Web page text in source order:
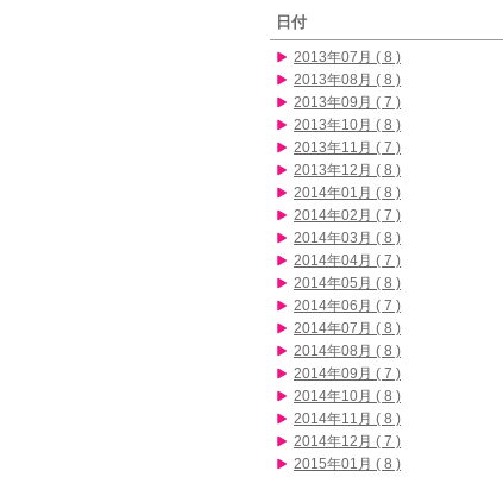
日付
2013年07月 ( 8 )
2013年08月 ( 8 )
2013年09月 ( 7 )
2013年10月 ( 8 )
2013年11月 ( 7 )
2013年12月 ( 8 )
2014年01月 ( 8 )
2014年02月 ( 7 )
2014年03月 ( 8 )
2014年04月 ( 7 )
2014年05月 ( 8 )
2014年06月 ( 7 )
2014年07月 ( 8 )
2014年08月 ( 8 )
2014年09月 ( 7 )
2014年10月 ( 8 )
2014年11月 ( 8 )
2014年12月 ( 7 )
2015年01月 ( 8 )